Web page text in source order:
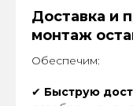
Доставка и
монтаж
Обеспечим:
✔ Быструю